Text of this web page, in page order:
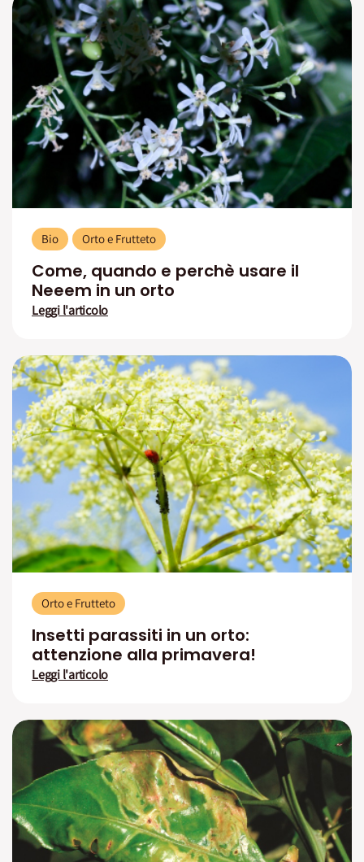
Bio Orto e Frutteto
Come, quando e perchè usare il
Neeem in un orto
Leggi l'articolo
Orto e Frutteto
Insetti parassiti in un orto:
attenzione alla primavera!
Leggi l'articolo